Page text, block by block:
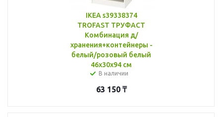
IKEA s39338374
TROFAST ТРУФАСТ
Комбинация д/
хранения+контейнеры -
белый/розовый белый
46x30x94 см
В наличии
63 150₸